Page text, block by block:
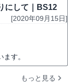
にして｜BS12
[2020年09月15日]
す。
もっと見る